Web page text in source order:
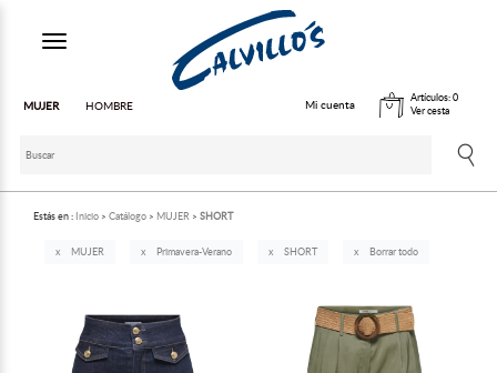
Toggle navigation
MUJER HOMBRE Mi cuenta Artículos:0
Ver cesta
Estás en : Inicio Catálogo MUJER SHORT
MUJER Primavera-Verano SHORT Borrar todo